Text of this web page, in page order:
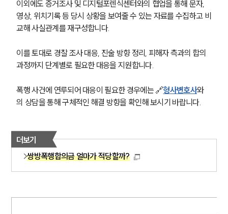
이외에도 증거조사 및 디지털포렌식센터와의 협업을 통해 문자,
영상, 위치기록 등 당시 상황을 보여줄 수 있는 자료를 수집하고 비
교해 사실관계를 재구성합니다.
이를 토대로 경찰 조사 대응, 진술 방향 정리, 피해자 측과의 합의
과정까지 단계별로 필요한 대응을 지원합니다.
폭행 사건에 연루되어 대응이 필요한 경우에는 🔗형사변호사와
의 상담을 통해 구체적인 해결 방향을 확인해 보시기 바랍니다.
더보기
쌍방폭행합의금 얼마가 적당할까?